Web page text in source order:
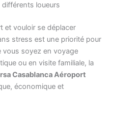
loueurs
et vouloir se déplacer
stress est une priorité pour
vous soyez en voyage
ou en visite familiale, la
Casablanca Aéroport
économique et